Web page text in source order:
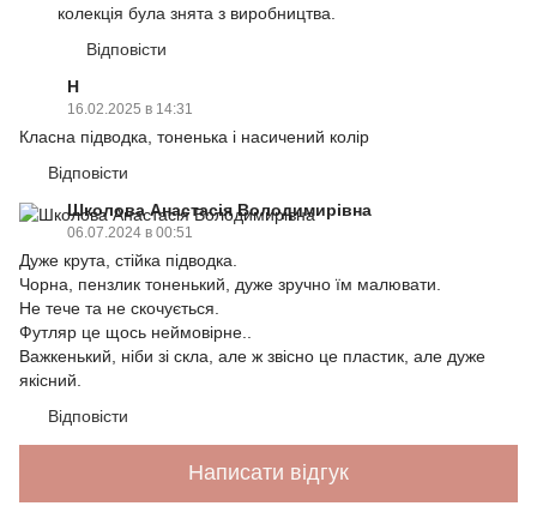
колекція була знята з виробництва.
Відповісти
Н
16.02.2025 в 14:31
Класна підводка, тоненька і насичений колір
Відповісти
Школова Анастасія Володимирівна
06.07.2024 в 00:51
Дуже крута, стійка підводка.
Чорна, пензлик тоненький, дуже зручно їм малювати.
Не тече та не скочується.
Футляр це щось неймовірне..
Важкенький, ніби зі скла, але ж звісно це пластик, але дуже
якісний.
Відповісти
Написати відгук